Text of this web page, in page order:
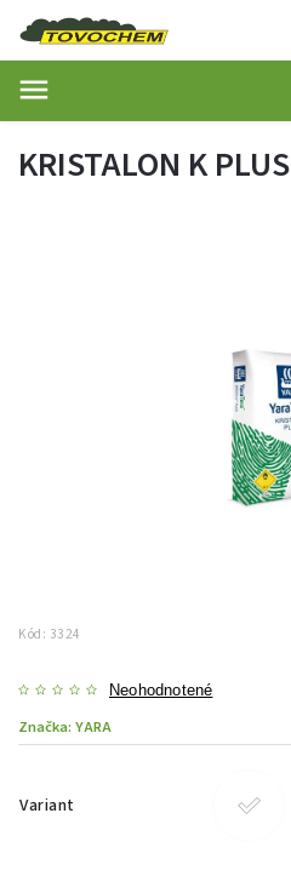
KRISTALON K PLUS
Kód: 3324
Neohodnotené
Značka: YARA
Variant